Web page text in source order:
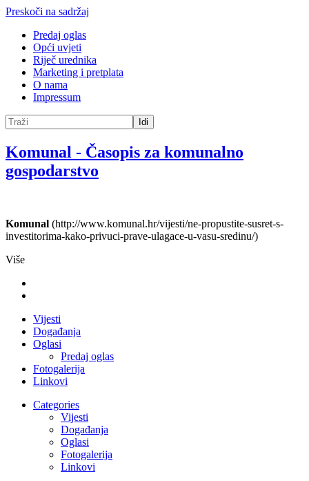
Preskoči na sadržaj
Predaj oglas
Opći uvjeti
Riječ urednika
Marketing i pretplata
O nama
Impressum
Idi
Komunal - Časopis za komunalno
gospodarstvo
Komunal (http://www.komunal.hr/vijesti/ne-propustite-susret-s-
investitorima-kako-privuci-prave-ulagace-u-vasu-sredinu/)
Više
Vijesti
Događanja
Oglasi
Predaj oglas
Fotogalerija
Linkovi
Categories
Vijesti
Događanja
Oglasi
Fotogalerija
Linkovi